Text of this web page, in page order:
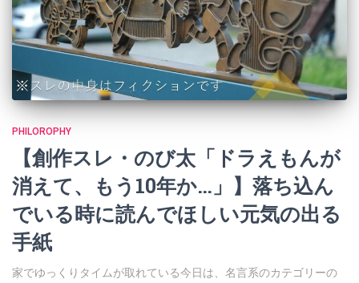
PHILOROPHY
【創作スレ・のび太「ドラえもんが
消えて、もう10年か…」】落ち込ん
でいる時に読んでほしい元気の出る
手紙
家でゆっくりタイムが取れている今日は、名言系のカテゴリーの